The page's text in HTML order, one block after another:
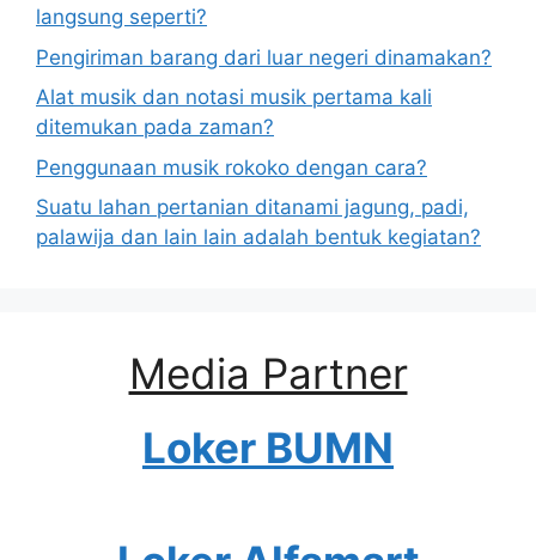
langsung seperti?
Pengiriman barang dari luar negeri dinamakan?
Alat musik dan notasi musik pertama kali
ditemukan pada zaman?
Penggunaan musik rokoko dengan cara?
Suatu lahan pertanian ditanami jagung, padi,
palawija dan lain lain adalah bentuk kegiatan?
Media Partner
Loker BUMN